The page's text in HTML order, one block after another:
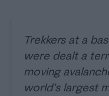
Trekkers at a
were dealt a
moving
world’s largest